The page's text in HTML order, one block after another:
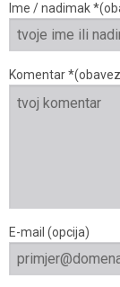
Ime / nadimak
Komentar
E-mail (opcija)